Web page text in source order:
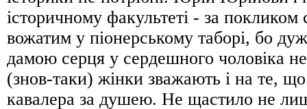
історичному факультеті - за
вожатим у піонерському таборі, бо
дамою серця у сердешного чоловіка
(знов-таки) жінки зважають і на те,
кавалера за душею. Не щастило не